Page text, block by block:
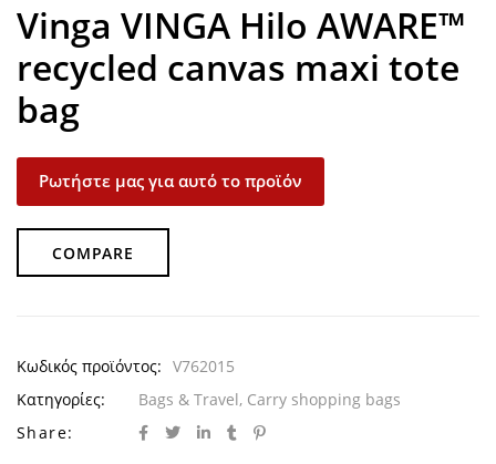
Vinga VINGA Hilo AWARE™
recycled canvas maxi tote
bag
Ρωτήστε μας για αυτό το προϊόν
COMPARE
Κωδικός προϊόντος: V762015
Κατηγορίες:
Bags & Travel, Carry shopping bags
Share: